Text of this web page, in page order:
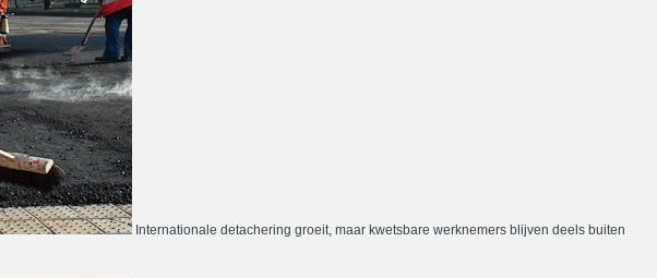
Internationale detachering groeit, maar kwetsbare werknemers blijven deels buiten